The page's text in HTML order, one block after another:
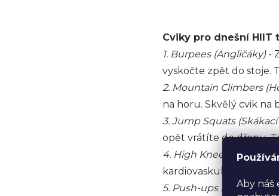
Aby náš
Cviky pro dnešní HIIT
1. Burpees (Angličáky)-
vyskočte zpět do stoje.
2. Mountain Climbers
na horu. Skvělý cvik na
3. Jump Squats
opět vrátíte do dřepu.
4. High Knees (Vysoká
kardiovaskulární systém
5. Push-ups (Kliky)-